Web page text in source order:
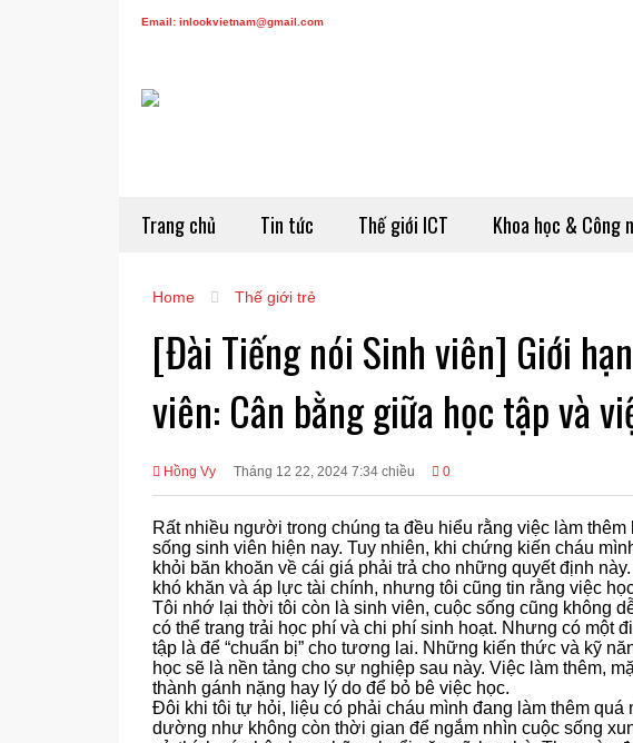
Email: inlookvietnam@gmail.com
Trang chủ Tin tức Thế giới ICT Khoa học & Công
Home Thế giới trẻ
[Đài Tiếng nói Sinh viên] Giới
viên: Cân bằng giữa học tập và
Hồng Vy Tháng 12 22, 2024 7:34 chiều 0
Rất nhiều người trong chúng ta đều hiểu rằng việc làm
sống sinh viên hiện nay. Tuy nhiên, khi chứng kiến cháu
khỏi băn khoăn về cái giá phải trả cho những quyết định
khó khăn và áp lực tài chính, nhưng tôi cũng tin rằng việc
Tôi nhớ lại thời tôi còn là sinh viên, cuộc sống cũng không
có thể trang trải học phí và chi phí sinh hoạt. Nhưng có một
tập là để “chuẩn bị” cho tương lai. Những kiến thức và kỹ
học sẽ là nền tảng cho sự nghiệp sau này. Việc làm thêm,
thành gánh nặng hay lý do để bỏ bê việc học.
Đôi khi tôi tự hỏi, liệu có phải cháu mình đang làm thêm quá
dường như không còn thời gian để ngắm nhìn cuộc sống